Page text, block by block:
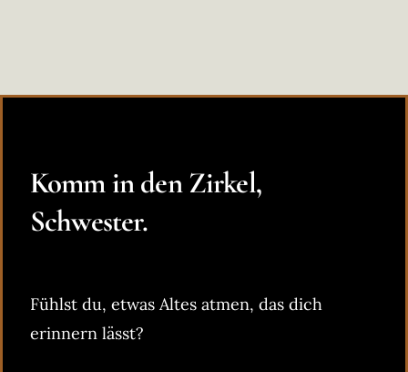
Komm in den Zirkel,
Schwester.
Fühlst du, etwas Altes atmen, das dich
erinnern lässt?